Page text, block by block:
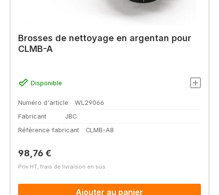
Brosses de nettoyage en argentan pour
CLMB-A
Disponible
Numéro d'article
WL29066
Fabricant
JBC
Référence fabricant
CLMB-A8
Prix régulier :
98,76 €
Prix HT, frais de livraison en sus
Ajouter au panier